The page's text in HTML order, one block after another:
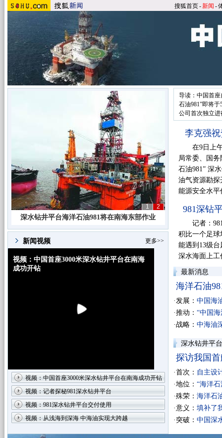
搜狐首页-新闻 -
1 2
深水钻井平台海洋石油981将在南海东部作业
更多>>
新闻视频
视频：中国首座3000米深水钻井平台在南海
成功开钻
视频：中国首座3000米深水钻井平台在南海成功开钻
视频：记者探秘981深水钻井平台
视频：981深水钻井平台交付使用
视频：从浅海到深海 中海油实现大跨越
导读：中国首
石油981”即将
公司首次独立
李克强
在9日上午
局常委、国
石油981” 深
油气资源勘
能源安全水
981深钻
记者：981
积比一个足球
能遇到13级
深水海面上
最新消息
海洋石油
·发展： 中国海
·推动： “中国
·战略： 中海油
深水钻井平
探访我国
·首次： 自主设
·地位： “海洋
·殊荣： 海洋石
·意义： 填补了
·突破： 中国深